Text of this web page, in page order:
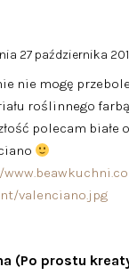
27 października
nie mogę
roślinnego
polecam białe
valenciano.jpg
(Po prostu